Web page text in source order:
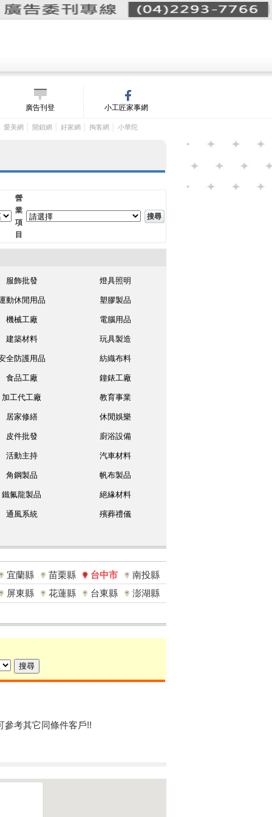
詢價單(0
廣告刊登 小工匠家事網
愛美網 開鎖網 好家網 掏客網 小華陀
營
業
項
目
服飾批發 燈具照明
動休閒用品 塑膠製品
機械工廠 電腦用品
建築材料 玩具製造
全防護用品 紡織布料
食品工廠 鐘錶工廠
加工代工廠 教育事業
居家修繕 休閒娛樂
皮件批發 廚浴設備
活動主持 汽車材料
角鋼製品 帆布製品
鐵氟龍製品 絕緣材料
通風系統 殯葬禮儀
宜蘭縣 苗栗縣 台中市
南投縣
屏東縣
花蓮縣 台東縣 澎湖縣
參考其它同條件客戶!!